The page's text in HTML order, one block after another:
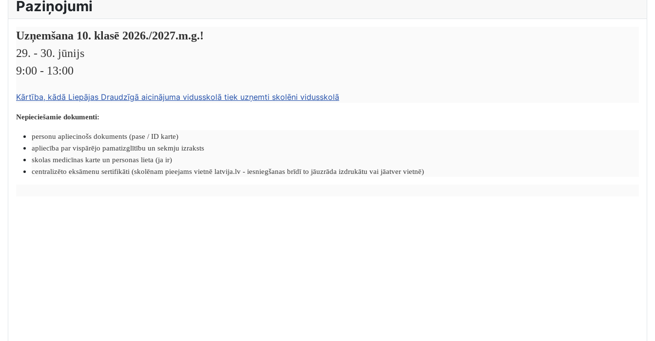
Paziņojumi
Uzņemšana 10. klasē 2026./2027.m.g.!
29. - 30. jūnijs
9:00 - 13:00
Kārtība, kādā Liepājas Draudzīgā aicinājuma vidusskolā tiek uzņemti skolēni vidusskolā
Nepieciešamie dokumenti:
personu apliecinošs dokuments (pase / ID karte)
apliecība par vispārējo pamatizglītību un sekmju izraksts
skolas medicīnas karte un personas lieta (ja ir)
centralizēto eksāmenu sertifikāti (skolēnam pieejams vietnē latvija.lv - iesniegšanas brīdī to jāuzrāda izdrukātu vai jāatver vietnē)